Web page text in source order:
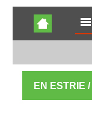
EN ESTRIE /